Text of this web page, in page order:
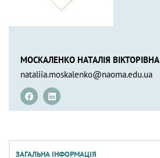
МОСКАЛЕНКО НАТАЛІЯ ВІКТОРІВНА
nataliia.moskalenko@naoma.edu.ua
ЗАГАЛЬНА ІНФОРМАЦІЯ